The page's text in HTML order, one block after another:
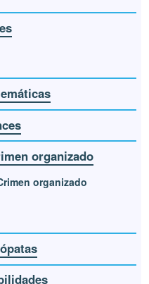
organizado
organizado